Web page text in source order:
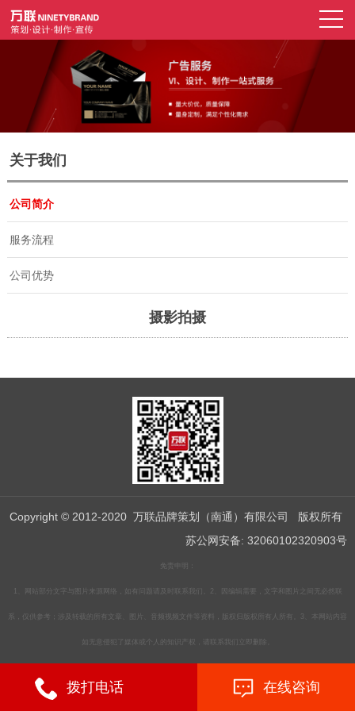
关于我们
公司简介
服务流程
公司优势
摄影拍摄
Copyright © 2012-2020 万联品牌策划（南通）有限公司 版权所有
苏公网安备: 32060102320903号
免责申明：
1、网站部分文字与图片来源网络，如有问题请及时联系我们。2、因编辑需要，文字和图片之间无必然联
系，仅供参考；涉及转载的所有文章、图片、音频视频文件等资料，版权归版权所有人所有。3、本网站内容
如无意侵犯了媒体或个人的知识产权，请联系我们立即删除。
苏ICP备19012859号-2
拨打电话 在线咨询